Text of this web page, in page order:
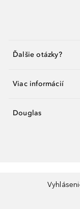
Ďalšie otázky?
Viac informácií
Douglas